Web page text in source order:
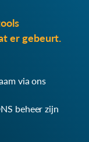
er gebeurt.
via ons
beheer zijn